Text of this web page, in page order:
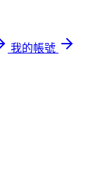
我的帳號